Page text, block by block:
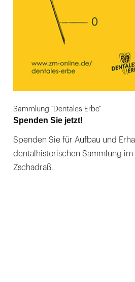
Sammlung "Dentales Erbe"
Spenden Sie jetzt!
Spenden Sie für Aufbau und
dentalhistorischen Sammlung im
Zschadraß.